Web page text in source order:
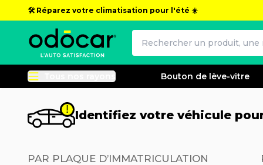
🛠️ Réparez votre climatisation pour l'été ☀️
Tous nos rayons Bouton de lève-vitre
Identifiez votre véhicule
PAR PLAQUE D’IMMATRICULATION